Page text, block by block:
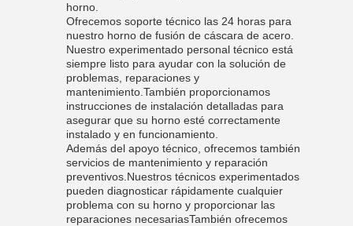
horno.
Ofrecemos soporte técnico las 24 horas para
nuestro horno de fusión de cáscara de acero.
Nuestro experimentado personal técnico está
siempre listo para ayudar con la solución de
problemas, reparaciones y
mantenimiento.También proporcionamos
instrucciones de instalación detalladas para
asegurar que su horno esté correctamente
instalado y en funcionamiento.
Además del apoyo técnico, ofrecemos también
servicios de mantenimiento y reparación
preventivos.Nuestros técnicos experimentados
pueden diagnosticar rápidamente cualquier
problema con su horno y proporcionar las
reparaciones necesariasTambién ofrecemos